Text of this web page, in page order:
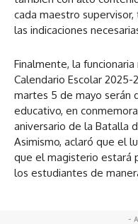
cada maestro
las indicaciones
Finalmente, la
Calendario Escolar
martes 5 de mayo serán
educativo, en
aniversario de la Batalla
Asimismo, aclaró que el
que el magisterio estará
los estudiantes de
-